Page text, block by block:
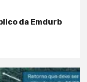
da Emdurb